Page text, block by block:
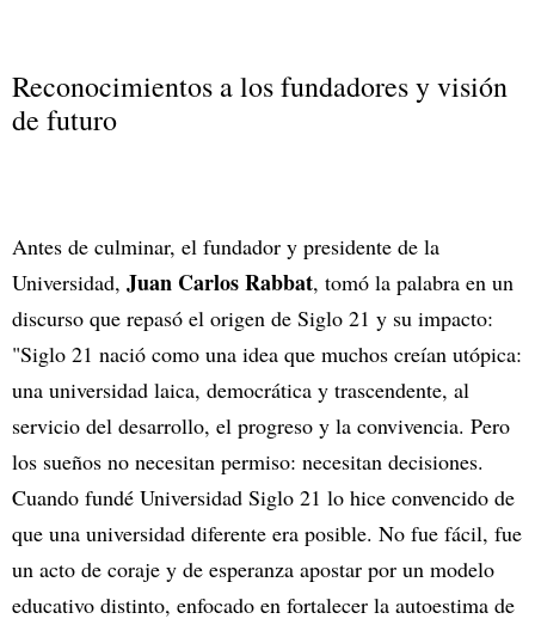
Reconocimientos a los fundadores y visión
de futuro
Antes de culminar, el fundador y presidente de la
Universidad, Juan Carlos Rabbat, tomó la palabra en un
discurso que repasó el origen de Siglo 21 y su impacto:
"Siglo 21 nació como una idea que muchos creían utópica:
una universidad laica, democrática y trascendente, al
servicio del desarrollo, el progreso y la convivencia. Pero
los sueños no necesitan permiso: necesitan decisiones.
Cuando fundé Universidad Siglo 21 lo hice convencido de
que una universidad diferente era posible. No fue fácil, fue
un acto de coraje y de esperanza apostar por un modelo
educativo distinto, enfocado en fortalecer la autoestima de